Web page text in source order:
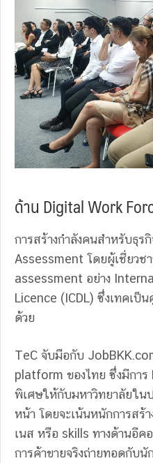
ด้าน Digital Work
การสร้างกำลังคนสำหรับธุร
Assessment โดยผู้เชี่ยวช
assessment อย่าง
Licence (ICDL) ซึ่งเทคเป็
ด้วย
TeC จับมือกับ
platform ของไทย ซึ่งมีการ
พิเศษให้กับมหาวิทยาลัยใน
หน้า โดยจะเน้นหนักการสร้
เนส หรือ skills ทางด้านอี
การค้าขายจริงถ่ายทอดกับ